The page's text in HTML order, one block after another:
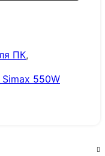
ПК,
550W